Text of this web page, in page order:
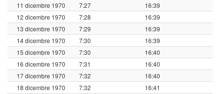
11 dicembre 1970
7:27
16:39
12 dicembre 1970
7:28
16:39
13 dicembre 1970
7:29
16:39
14 dicembre 1970
7:30
16:39
15 dicembre 1970
7:30
16:40
16 dicembre 1970
7:31
16:40
17 dicembre 1970
7:32
16:40
18 dicembre 1970
7:32
16:41